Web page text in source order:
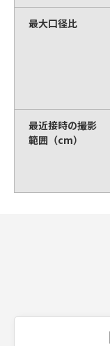
最大口径比
最近接時の撮影
範囲（cm）